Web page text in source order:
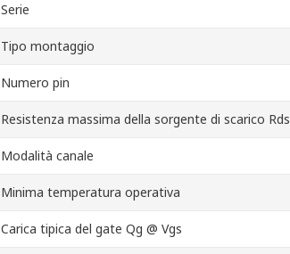
Serie
Tipo montaggio
Numero pin
Resistenza massima della sorgente di scarico Rds
Modalità canale
Minima temperatura operativa
Carica tipica del gate Qg @ Vgs